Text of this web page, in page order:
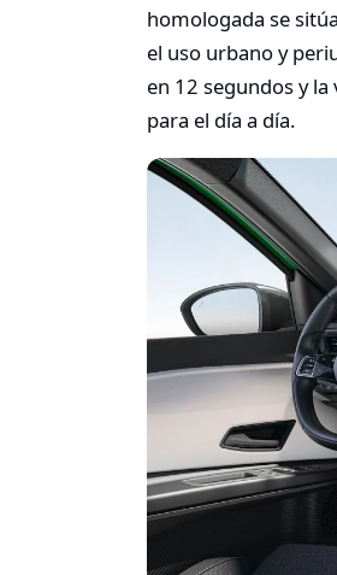
homologada se
el uso urbano y
en 12 segundos y
para el día a día.